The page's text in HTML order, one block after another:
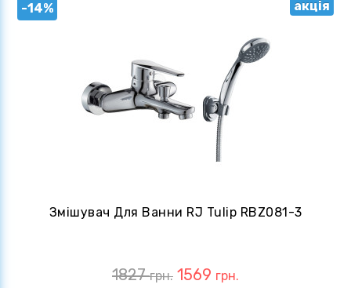
-14% акція
Змішувач Для Ванни RJ Tulip RBZ081-3
1827грн. 1569 грн.